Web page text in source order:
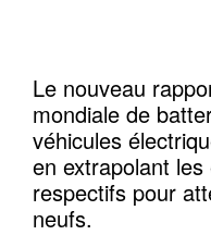
Le nouveau
mondiale de
véhicules
en extrapolant
respectifs pour
neufs.